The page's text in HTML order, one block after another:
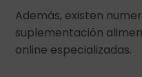
Además, existen
suplementación
online especializadas.